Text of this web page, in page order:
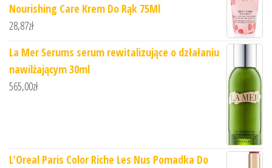
Nourishing Care Krem Do Rąk 75Ml
28,87zł
La Mer Serums serum rewitalizujące o dzłałaniu
nawilżającym 30ml
565,00zł
L’Oreal Paris Color Riche Les Nus Pomadka Do